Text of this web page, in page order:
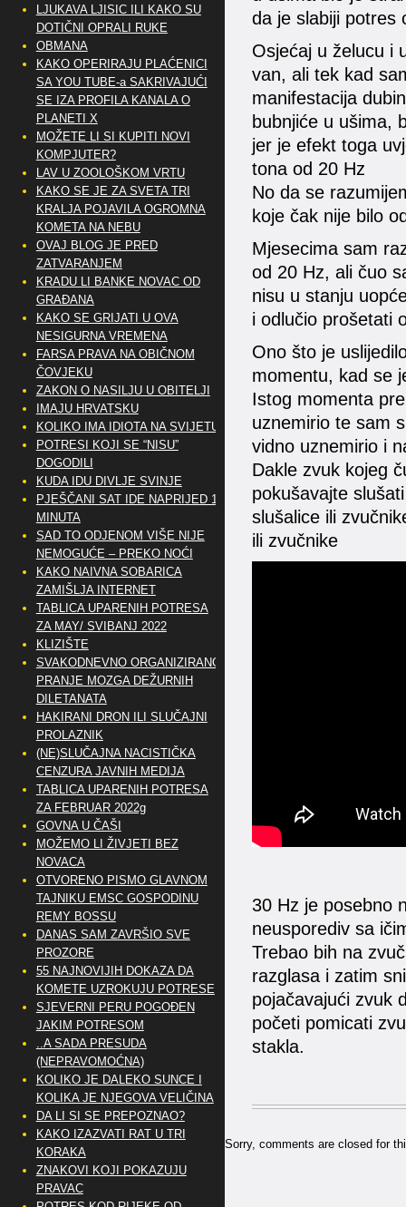
da je slabiji potres
Osjećaj u želucu i
van, ali tek kad
manifestacija
bubnjiće u ušima,
jer je efekt toga
tona od 20 Hz
No da se
koje čak nije bilo
Mjesecima sam
od 20 Hz, ali čuo
nisu u stanju
i odlučio prošetati
Ono što je
momentu, kad se
Istog momenta
uznemirio te sam
vidno uznemirio i
Dakle zvuk kojeg
pokušavajte
slušalice ili
ili zvučnike
30 Hz je posebno
neusporediv sa
Trebao bih na
razglasa i zatim
pojačavajući zvuk
početi pomicati
stakla.
Sorry, comments are closed for
LJUKAVA LJISIC ILI KAKO SU
DOTIČNI OPRALI RUKE
OBMANA
KAKO OPERIRAJU PLAĆENICI
SA YOU TUBE-a SAKRIVAJUĆI
SE IZA PROFILA KANALA O
PLANETI X
MOŽETE LI SI KUPITI NOVI
KOMPJUTER?
LAV U ZOOLOŠKOM VRTU
KAKO SE JE ZA SVETA TRI
KRALJA POJAVILA OGROMNA
KOMETA NA NEBU
OVAJ BLOG JE PRED
ZATVARANJEM
KRADU LI BANKE NOVAC OD
GRAĐANA
KAKO SE GRIJATI U OVA
NESIGURNA VREMENA
FARSA PRAVA NA OBIČNOM
ČOVJEKU
ZAKON O NASILJU U OBITELJI
IMAJU HRVATSKU
KOLIKO IMA IDIOTA NA SVIJETU?
POTRESI KOJI SE “NISU”
DOGODILI
KUDA IDU DIVLJE SVINJE
PJEŠČANI SAT IDE NAPRIJED 10
MINUTA
SAD TO ODJENOM VIŠE NIJE
NEMOGUĆE – PREKO NOĆI
KAKO NAIVNA SOBARICA
ZAMIŠLJA INTERNET
TABLICA UPARENIH POTRESA
ZA MAY/ SVIBANJ 2022
KLIZIŠTE
SVAKODNEVNO ORGANIZIRANO
PRANJE MOZGA DEŽURNIH
DILETANATA
HAKIRANI DRON ILI SLUČAJNI
PROLAZNIK
(NE)SLUČAJNA NACISTIČKA
CENZURA JAVNIH MEDIJA
TABLICA UPARENIH POTRESA
ZA FEBRUAR 2022g
GOVNA U ČAŠI
MOŽEMO LI ŽIVJETI BEZ
NOVACA
OTVORENO PISMO GLAVNOM
TAJNIKU EMSC GOSPODINU
REMY BOSSU
DANAS SAM ZAVRŠIO SVE
PROZORE
55 NAJNOVIJIH DOKAZA DA
KOMETE UZROKUJU POTRESE
SJEVERNI PERU POGOĐEN
JAKIM POTRESOM
..A SADA PRESUDA
(NEPRAVOMOĆNA)
KOLIKO JE DALEKO SUNCE I
KOLIKA JE NJEGOVA VELIČINA
DA LI SI SE PREPOZNAO?
KAKO IZAZVATI RAT U TRI
KORAKA
ZNAKOVI KOJI POKAZUJU
PRAVAC